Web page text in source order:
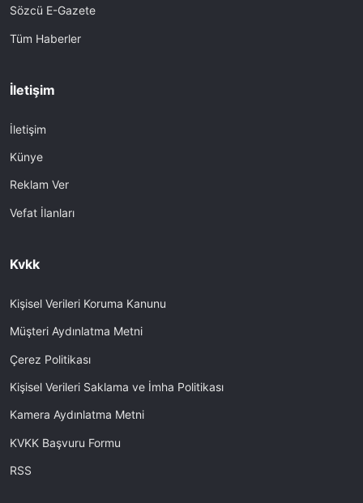
Sözcü E-Gazete
Tüm Haberler
İletişim
İletişim
Künye
Reklam Ver
Vefat İlanları
Kvkk
Kişisel Verileri Koruma Kanunu
Müşteri Aydınlatma Metni
Çerez Politikası
Kişisel Verileri Saklama ve İmha Politikası
Kamera Aydınlatma Metni
KVKK Başvuru Formu
RSS